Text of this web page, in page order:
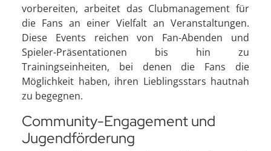
vorbereiten, arbeitet das Clubmanagement für
die Fans an einer Vielfalt an Veranstaltungen.
Diese Events reichen von Fan-Abenden und
Spieler-Präsentationen bis hin zu
Trainingseinheiten, bei denen die Fans die
Möglichkeit haben, ihren Lieblingsstars hautnah
zu begegnen.
Community-Engagement und
Jugendförderung